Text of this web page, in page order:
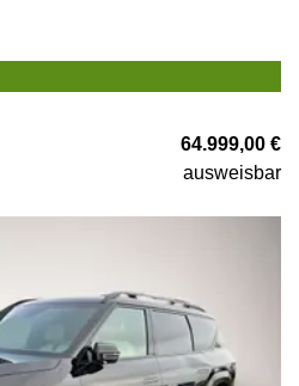
64.999,00 €
ausweisbar